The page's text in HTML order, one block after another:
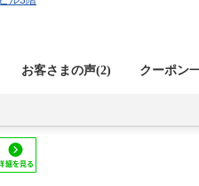
お客さまの声(2) クーポン